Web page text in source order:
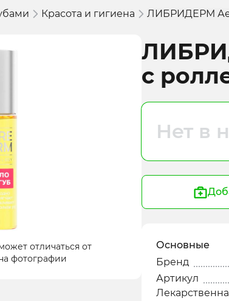
Красота и гигиена ЛИБРИДЕРМ
отличаться от
фотографии
с
Нет в
Основные
Бренд
Артикул